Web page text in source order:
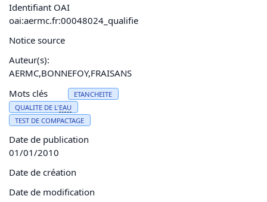
Identifiant OAI
oai:aermc.fr:00048024_qualifie
Notice source
Auteur(s):
AERMC,BONNEFOY,FRAISANS
Mots clés
ETANCHEITE
QUALITE DE L'EAU
TEST DE COMPACTAGE
Date de publication
01/01/2010
Date de création
Date de modification